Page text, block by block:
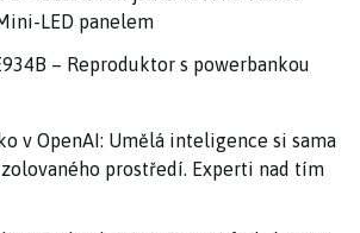
LED panelem
– Reproduktor s powerbankou
v OpenAI: Umělá inteligence si sama
prostředí. Experti nad tím